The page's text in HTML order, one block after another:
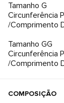
Tamanho G
Circunferência
/Comprimento
Tamanho GG
Circunferência
/Comprimento
COMPOSIÇÃO